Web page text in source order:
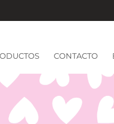
CONTACTO